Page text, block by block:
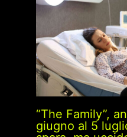
“The Family”,
giugno al 5